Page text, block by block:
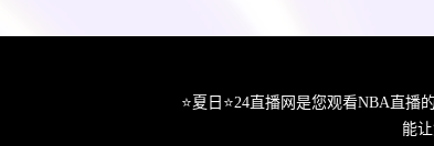
⭐️夏日⭐24直播网是您观看NBA直
能